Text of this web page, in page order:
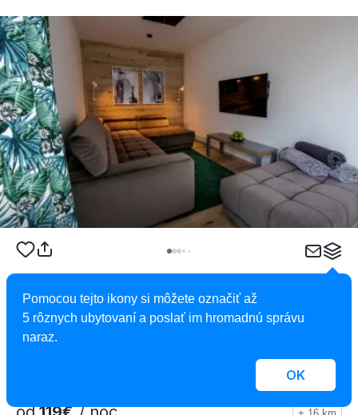
Apartmán Bojnice
Apartmán, Bojnice, Slovensko
2 osoby, 140 m
Pomocou tejto ikony si môžete označiť až
5 rôznych ubytovaní a poslať im hromadnú správu
naraz.
OK